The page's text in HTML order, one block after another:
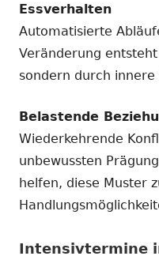
Essverhalten
Automatisierte
Veränderung
sondern durch innere
Belastende
Wiederkehrende
unbewussten
helfen, diese Muster
Intensivtermine